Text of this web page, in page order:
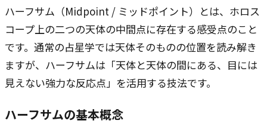
ハーフサム（Midpoint / ミッドポイント）とは、ホロス
コープ上の二つの天体の中間点に存在する感受点のこと
です。通常の占星学では天体そのものの位置を読み解き
ますが、ハーフサムは「天体と天体の間にある、目には
見えない強力な反応点」を活用する技法です。
ハーフサムの基本概念